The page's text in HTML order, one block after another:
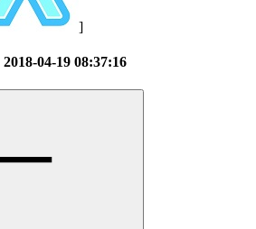
]
2018-04-19 08:37:16